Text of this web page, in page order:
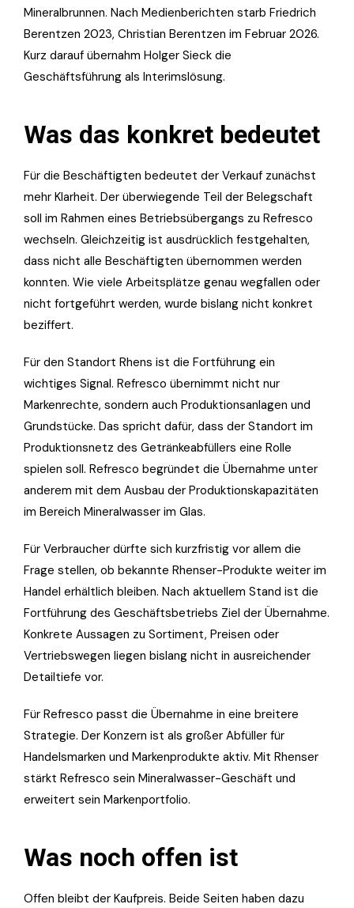
Mineralbrunnen. Nach Medienberichten starb Friedrich
Berentzen 2023, Christian Berentzen im Februar 2026.
Kurz darauf übernahm Holger Sieck die
Geschäftsführung als Interimslösung.
Was das konkret bedeutet
Für die Beschäftigten bedeutet der Verkauf zunächst
mehr Klarheit. Der überwiegende Teil der Belegschaft
soll im Rahmen eines Betriebsübergangs zu Refresco
wechseln. Gleichzeitig ist ausdrücklich festgehalten,
dass nicht alle Beschäftigten übernommen werden
konnten. Wie viele Arbeitsplätze genau wegfallen oder
nicht fortgeführt werden, wurde bislang nicht konkret
beziffert.
Für den Standort Rhens ist die Fortführung ein
wichtiges Signal. Refresco übernimmt nicht nur
Markenrechte, sondern auch Produktionsanlagen und
Grundstücke. Das spricht dafür, dass der Standort im
Produktionsnetz des Getränkeabfüllers eine Rolle
spielen soll. Refresco begründet die Übernahme unter
anderem mit dem Ausbau der Produktionskapazitäten
im Bereich Mineralwasser im Glas.
Für Verbraucher dürfte sich kurzfristig vor allem die
Frage stellen, ob bekannte Rhenser-Produkte weiter im
Handel erhältlich bleiben. Nach aktuellem Stand ist die
Fortführung des Geschäftsbetriebs Ziel der Übernahme.
Konkrete Aussagen zu Sortiment, Preisen oder
Vertriebswegen liegen bislang nicht in ausreichender
Detailtiefe vor.
Für Refresco passt die Übernahme in eine breitere
Strategie. Der Konzern ist als großer Abfüller für
Handelsmarken und Markenprodukte aktiv. Mit Rhenser
stärkt Refresco sein Mineralwasser-Geschäft und
erweitert sein Markenportfolio.
Was noch offen ist
Offen bleibt der Kaufpreis. Beide Seiten haben dazu